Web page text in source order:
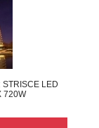
STRISCE LED
720W